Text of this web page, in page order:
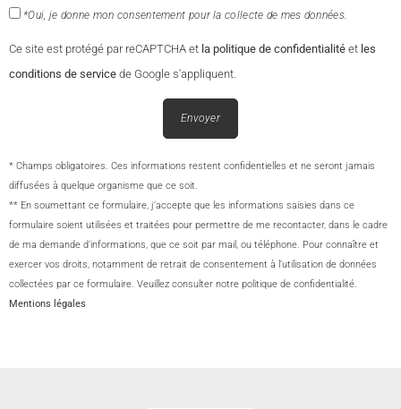
*Oui, je donne mon consentement pour la collecte de mes données.
Ce site est protégé par reCAPTCHA et la politique de confidentialité et les
conditions de service de Google s'appliquent.
Envoyer
* Champs obligatoires. Ces informations restent confidentielles et ne seront jamais
diffusées à quelque organisme que ce soit.
** En soumettant ce formulaire, j’accepte que les informations saisies dans ce
formulaire soient utilisées et traitées pour permettre de me recontacter, dans le cadre
de ma demande d’informations, que ce soit par mail, ou téléphone. Pour connaître et
exercer vos droits, notamment de retrait de consentement à l’utilisation de données
collectées par ce formulaire. Veuillez consulter notre politique de confidentialité.
Mentions légales